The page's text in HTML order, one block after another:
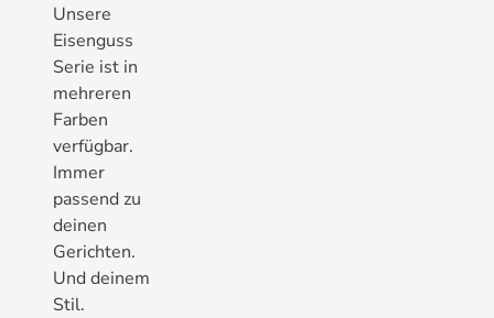
Unsere
Eisenguss
Serie ist in
mehreren
Farben
verfügbar.
Immer
passend zu
deinen
Gerichten.
Und deinem
Stil.